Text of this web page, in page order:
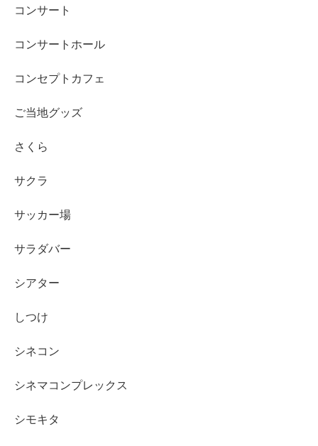
コンサート
コンサートホール
コンセプトカフェ
ご当地グッズ
さくら
サクラ
サッカー場
サラダバー
シアター
しつけ
シネコン
シネマコンプレックス
シモキタ